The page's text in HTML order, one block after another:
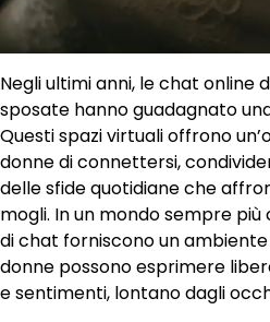
Negli ultimi anni, le chat online
sposate hanno guadagnato
Questi spazi virtuali offrono
donne di connettersi,
delle sfide quotidiane che
mogli. In un mondo sempre
di chat forniscono un
donne possono esprimere
e sentimenti, lontano dagli